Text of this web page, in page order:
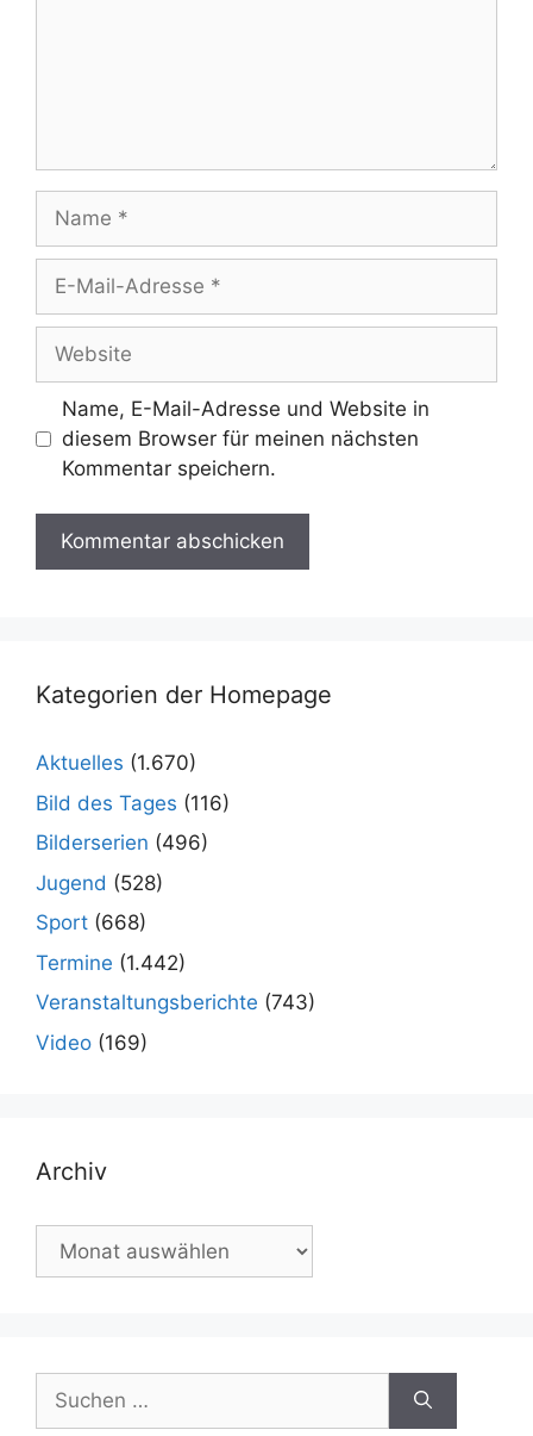
Mail-
Adresse
Name, E-Mail-Adresse und Website in
diesem Browser für meinen nächsten
Kommentar speichern.
Kategorien der Homepage
Aktuelles (1.670)
Bild des Tages (116)
Bilderserien (496)
Jugend (528)
Sport (668)
Termine (1.442)
Veranstaltungsberichte (743)
Video (169)
Archiv
Archiv
nach: